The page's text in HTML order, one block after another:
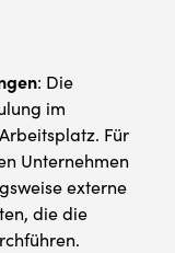
: Die
im
Für
Unternehmen
externe
die die